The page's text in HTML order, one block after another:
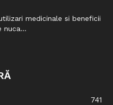
medicinale si beneficii
nuca...
741